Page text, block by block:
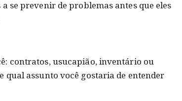
se prevenir de problemas antes que eles
contratos, usucapião, inventário ou
assunto você gostaria de entender